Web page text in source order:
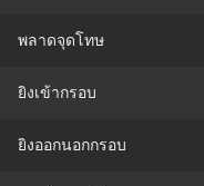
พลาดจุดโทษ
ยิงเข้ากรอบ
ยิงออกนอกกรอบ